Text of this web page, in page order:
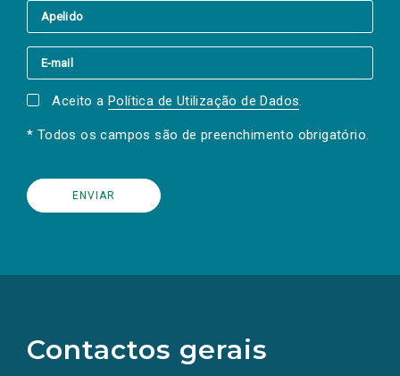
Aceito a Política de Utilização de Dados.
* Todos os campos são de preenchimento obrigatório.
Contactos gerais
redes
sociais